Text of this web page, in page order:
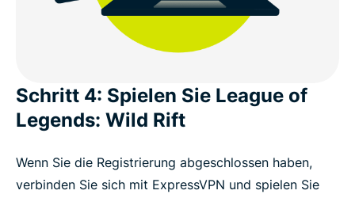
Schritt 4: Spielen Sie League of
Legends: Wild Rift
Wenn Sie die Registrierung abgeschlossen haben,
verbinden Sie sich mit ExpressVPN und spielen Sie